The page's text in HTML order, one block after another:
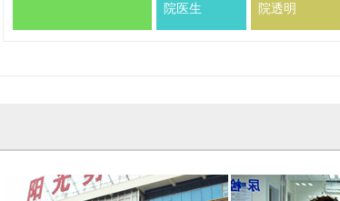
院医生
院透明